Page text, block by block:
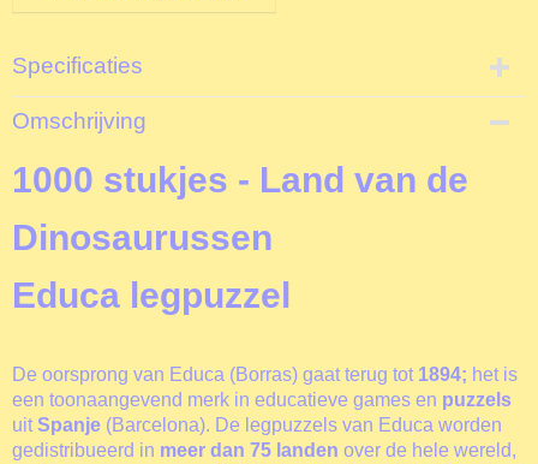
Specificaties
Productcode
D17655
EAN code
8412668176553
Educa
68x48 cm
Omschrijving
1000 stukjes - Land van de
Dinosaurussen
Educa legpuzzel
De oorsprong van Educa (Borras) gaat terug tot 1894; het is
een toonaangevend merk in educatieve games en puzzels
uit Spanje (Barcelona). De legpuzzels van Educa worden
gedistribueerd in meer dan 75 landen over de hele wereld,